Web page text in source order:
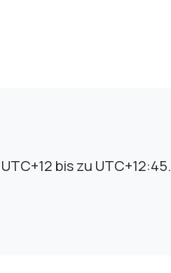
bis zu UTC+12:45.